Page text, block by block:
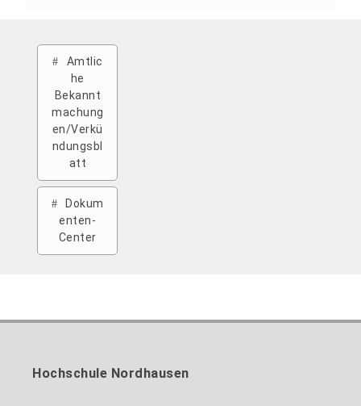
Amtlic
he
Bekannt
machung
en/Verkü
ndungsbl
att
Dokum
enten-
Center
Hochschule Nordhausen